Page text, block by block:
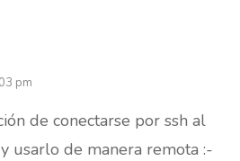
pm
de conectarse por ssh al
usarlo de manera remota :-